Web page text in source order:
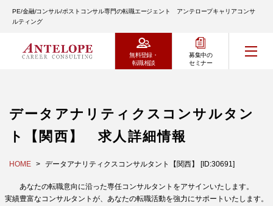
PE/金融/コンサル/ポストコンサル専門の転職エージェント アンテロープキャリアコンサ
ルティング
無料登録・
転職相談
募集中の
セミナー
データアナリティクスコンサルタン
ト【関西】 求人詳細情報
HOME データアナリティクスコンサルタント【関西】 [ID:30691]
あなたの転職意向に沿った専任コンサルタントをアサインいたします。
実績豊富なコンサルタントが、あなたの転職活動を強力にサポートいたします。